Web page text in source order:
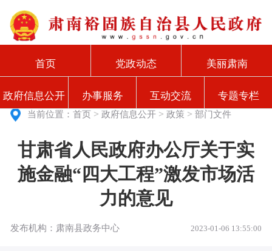
首页 党政动态 美丽肃南
政府信息公开 办事服务 互动交流 专题专栏
当前位置：首页 >政府信息公开 >政策 >部门文件
甘肃省人民政府办公厅关于实
施金融“四大工程”激发市场活
力的意见
发布机构：肃南县政务中心 2023-01-06 13:55:00